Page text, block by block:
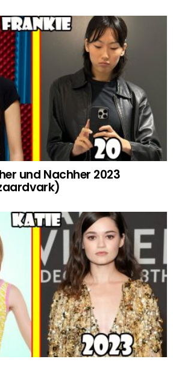
und Nachher 2023